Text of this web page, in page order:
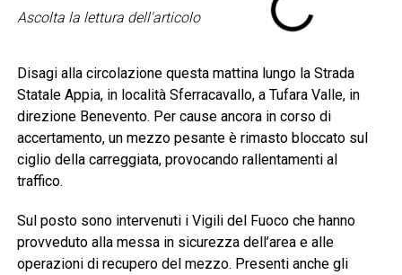
Ascolta la lettura dell'articolo
Disagi alla circolazione questa mattina lungo la Strada
Statale Appia, in località Sferracavallo, a Tufara Valle, in
direzione Benevento. Per cause ancora in corso di
accertamento, un mezzo pesante è rimasto bloccato sul
ciglio della carreggiata, provocando rallentamenti al
traffico.
Sul posto sono intervenuti i Vigili del Fuoco che hanno
provveduto alla messa in sicurezza dell’area e alle
operazioni di recupero del mezzo. Presenti anche gli